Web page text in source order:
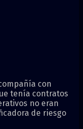
con
tenía contratos
no eran
de riesgo